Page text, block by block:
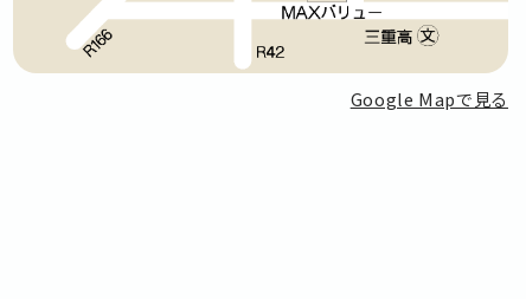
Google Mapで見る